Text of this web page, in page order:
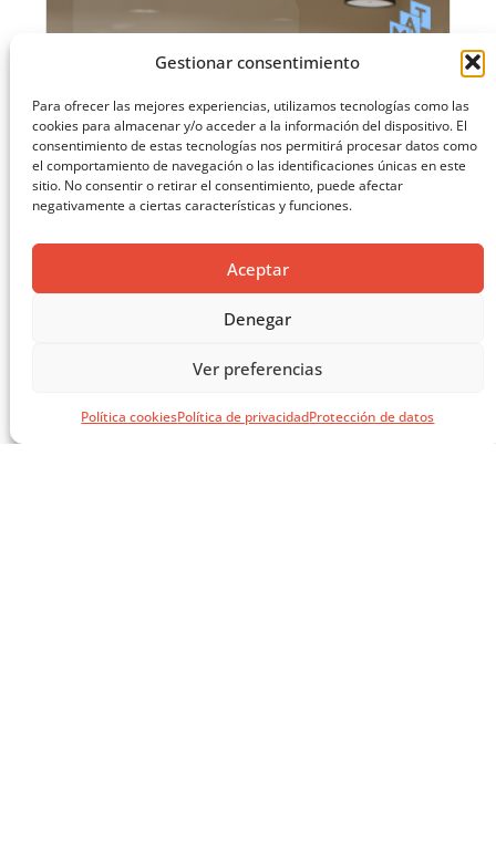
Gestionar consentimiento
Para ofrecer las mejores experiencias, utilizamos tecnologías como las
cookies para almacenar y/o acceder a la información del dispositivo. El
consentimiento de estas tecnologías nos permitirá procesar datos como
el comportamiento de navegación o las identificaciones únicas en este
sitio. No consentir o retirar el consentimiento, puede afectar
negativamente a ciertas características y funciones.
Aceptar
Denegar
Ver preferencias
Política cookiesPolítica de privacidadProtección de datos